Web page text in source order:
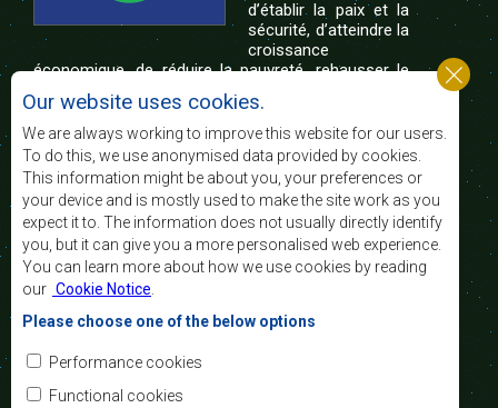
d’établir la paix et la
sécurité, d’atteindre la
croissance
économique, de réduire la pauvreté, rehausser le
niveau et la qualité de vie du peuple de l’Afrique
australe et d’appuyer les défavorisés sociaux par le
biais de l’intégration régionale, de principes
démocratiques consolidés et d’un développement
équitable et durable.
Nous contacter
SADC House
Plot No. 54385
Central Business District
Private Bag 0095
Our website uses cookies.
We are always working to improve this website for our users.
To do this, we use anonymised data provided by cookies.
This information might be about you, your preferences or
your device and is mostly used to make the site work as you
expect it to. The information does not usually directly identify
you, but it can give you a more personalised web experience.
You can learn more about how we use cookies by reading
our Cookie Notice
Please choose one of the below options
Performance cookies
Functional cookies